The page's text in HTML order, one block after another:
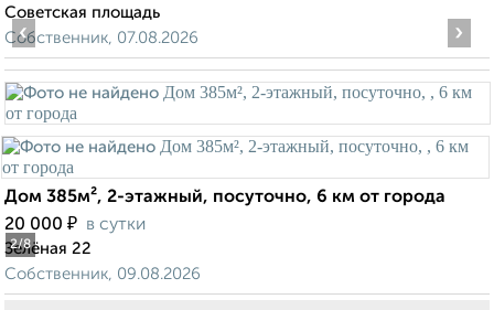
Советская площадь
Собственник, 07.08.2026
2/8
‹ ›
Дом 385м², 2-этажный, посуточно, 6 км от города
20 000 ₽ в сутки
Зелёная 22
Собственник, 09.08.2026